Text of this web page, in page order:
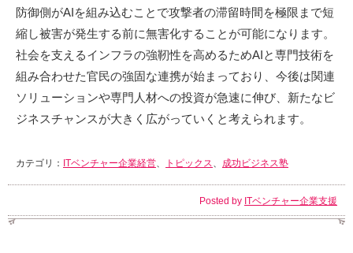
防御側がAIを組み込むことで攻撃者の滞留時間を極限まで短
縮し被害が発生する前に無害化することが可能になります。
社会を支えるインフラの強靭性を高めるためAIと専門技術を
組み合わせた官民の強固な連携が始まっており、今後は関連
ソリューションや専門人材への投資が急速に伸び、新たなビ
ジネスチャンスが大きく広がっていくと考えられます。
カテゴリ： ITベンチャー企業経営、 トピックス、 成功ビジネス塾
Posted by ITベンチャー企業支援